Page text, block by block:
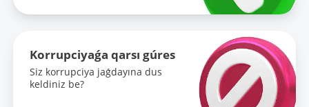
Korrupciyaǵa qarsı gúres
Siz korrupciya jaǵdayına dus
keldiniz be?